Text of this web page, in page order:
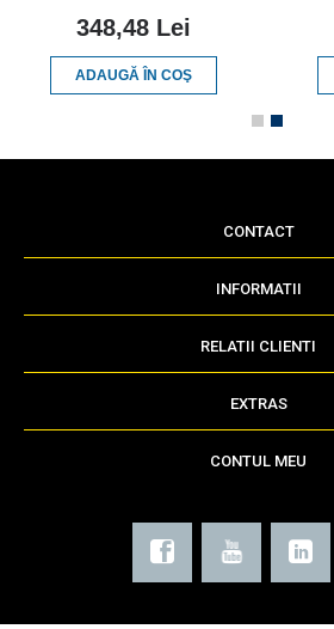
348,48 Lei
ADAUGĂ ÎN COŞ
CONTACT
INFORMATII
RELATII CLIENTI
EXTRAS
CONTUL MEU